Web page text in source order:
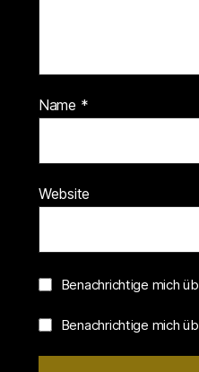
Name *
Website
Benachrichtige mich
Benachrichtige mich